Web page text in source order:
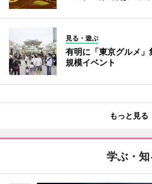
見る・遊ぶ
有明に「東京グルメ
規模イベント
もっと見る
学ぶ・知